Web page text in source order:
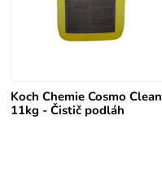
Koch Chemie Cosmo Clean
11kg - Čistič podláh